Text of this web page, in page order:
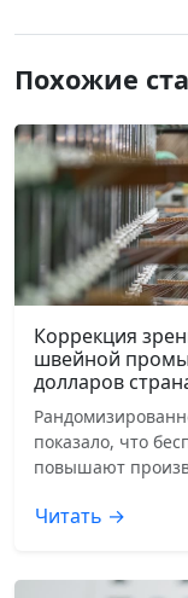
Похожие
Коррекция
швейной
долларов
показало, что
повышают
Читать →